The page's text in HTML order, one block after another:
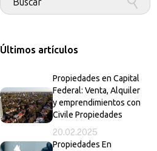
Últimos artículos
Propiedades en Capital
Federal: Venta, Alquiler
y emprendimientos con
Civile Propiedades
20.02.2025
Propiedades En